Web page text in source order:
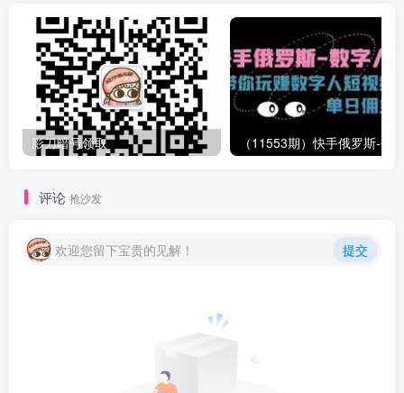
影刀暗号领取
评论 抢沙发
欢迎您留下宝贵的见解！ 提交